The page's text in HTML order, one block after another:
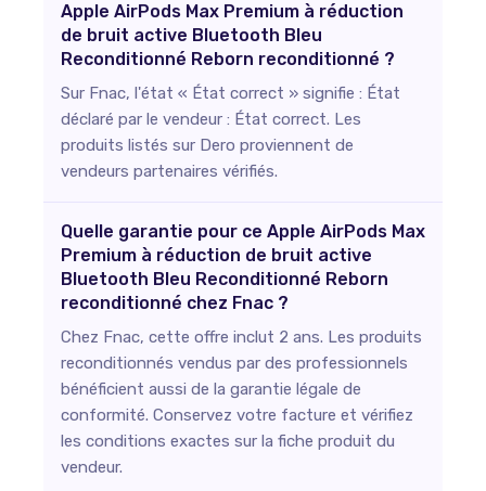
Apple AirPods Max Premium à réduction
de bruit active Bluetooth Bleu
Reconditionné Reborn reconditionné ?
Sur Fnac, l'état « État correct » signifie : État
déclaré par le vendeur : État correct. Les
produits listés sur Dero proviennent de
vendeurs partenaires vérifiés.
Quelle garantie pour ce Apple AirPods Max
Premium à réduction de bruit active
Bluetooth Bleu Reconditionné Reborn
reconditionné chez Fnac ?
Chez Fnac, cette offre inclut 2 ans. Les produits
reconditionnés vendus par des professionnels
bénéficient aussi de la garantie légale de
conformité. Conservez votre facture et vérifiez
les conditions exactes sur la fiche produit du
vendeur.